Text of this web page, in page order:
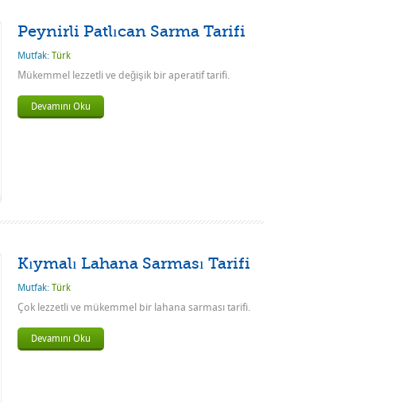
Peynirli Patlıcan Sarma Tarifi
Mutfak: Türk
Mükemmel lezzetli ve değişik bir aperatif tarifi.
Devamını Oku
Kıymalı Lahana Sarması Tarifi
Mutfak: Türk
Çok lezzetli ve mükemmel bir lahana sarması tarifi.
Devamını Oku